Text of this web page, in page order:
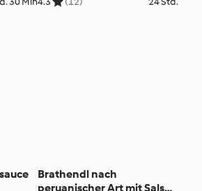
Brathendl nach
peruanischer Art mit Salsa